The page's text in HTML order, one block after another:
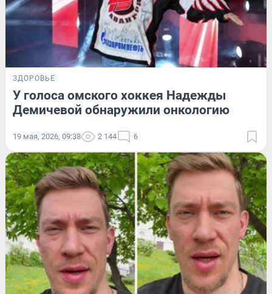
ЗДОРОВЬЕ
У голоса омского хоккея Надежды
Демичевой обнаружили онкологию
19 мая, 2026, 09:38 2 144 6